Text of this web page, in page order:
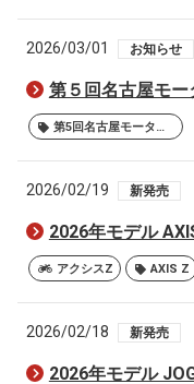
2026/03/01 お知らせ
第５回名古屋モ
第5回名古屋モーターサイクルショー2026
2026/02/19 新発売
2026年モデル
アクシスZ AXIS Z
2026/02/18 新発売
2026年モデル